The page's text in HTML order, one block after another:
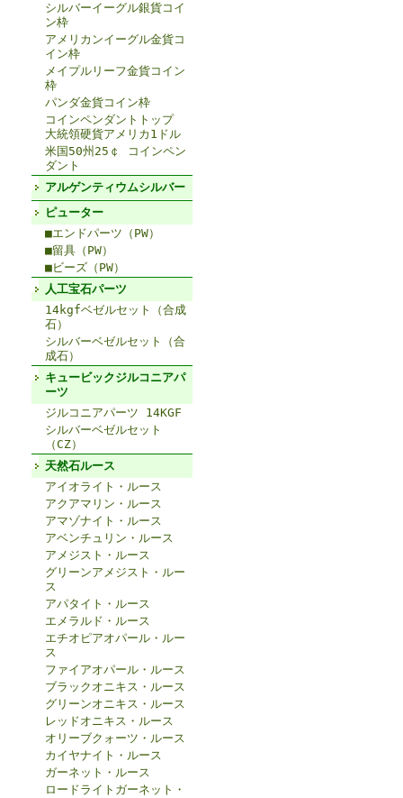
シルバーイーグル銀貨コイ
ン枠
アメリカンイーグル金貨コ
イン枠
メイプルリーフ金貨コイン
枠
パンダ金貨コイン枠
コインペンダントトップ
大統領硬貨アメリカ1ドル
米国50州25￠ コインペン
ダント
アルゲンティウムシルバー
ピューター
■エンドパーツ（PW）
■留具（PW）
■ビーズ（PW）
人工宝石パーツ
14kgfベゼルセット（合成
石）
シルバーベゼルセット（合
成石）
キュービックジルコニアパ
ーツ
ジルコニアパーツ 14KGF
シルバーベゼルセット
（CZ）
天然石ルース
アイオライト・ルース
アクアマリン・ルース
アマゾナイト・ルース
アベンチュリン・ルース
アメジスト・ルース
グリーンアメジスト・ルー
ス
アパタイト・ルース
エメラルド・ルース
エチオピアオパール・ルー
ス
ファイアオパール・ルース
ブラックオニキス・ルース
グリーンオニキス・ルース
レッドオニキス・ルース
オリーブクォーツ・ルース
カイヤナイト・ルース
ガーネット・ルース
ロードライトガーネット・